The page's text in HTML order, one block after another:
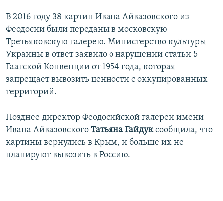
В 2016 году 38 картин Ивана Айвазовского из
Феодосии были переданы в московскую
Третьяковскую галерею. Министерство культуры
Украины в ответ заявило о нарушении статьи 5
Гаагской Конвенции от 1954 года, которая
запрещает вывозить ценности с оккупированных
территорий.
Позднее директор Феодосийской галереи имени
Ивана Айвазовского Татьяна Гайдуксообщила, что
картины вернулись в Крым, и больше их не
планируют вывозить в Россию.